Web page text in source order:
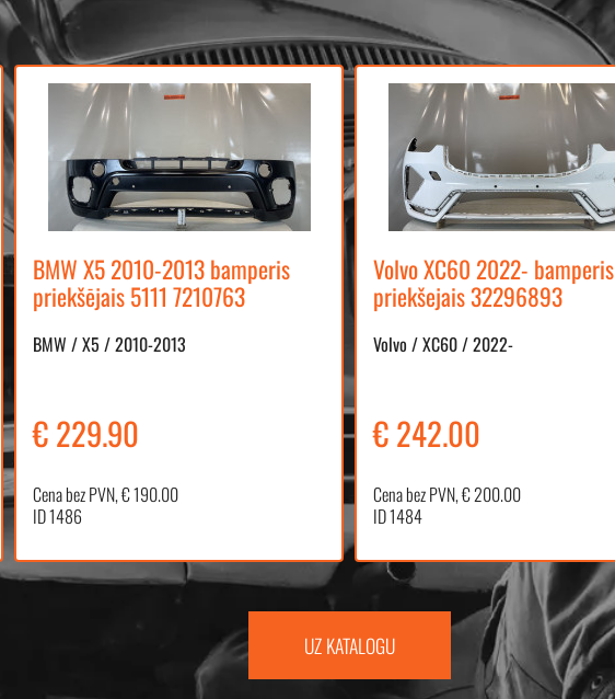
BMW X5 2010-2013 bamperis
priekšējais 5111 7210763
BMW / X5 / 2010-2013
€ 229.90
Cena bez PVN, € 190.00
ID 1486
Volvo XC60 2022- bamperis
priekšejais 32296893
Volvo / XC60 / 2022-
€ 242.00
Cena bez PVN, € 200.00
ID 1484
UZ KATALOGU